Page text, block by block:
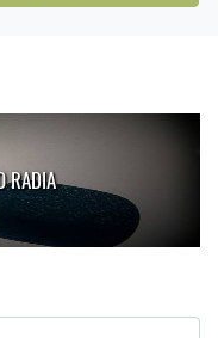
RADIA